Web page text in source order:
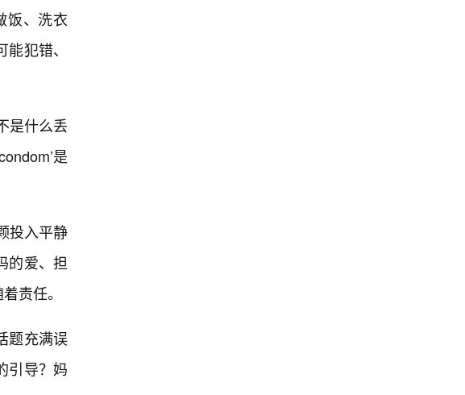
饭、洗衣
犯错、
是什么丢
是
投入平静
的爱、担
责任。
题充满误
引导？妈